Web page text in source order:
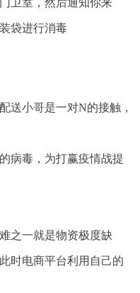
卫室，然后通知你来
袋进行消毒
送小哥是一对N的接触，
病毒，为打赢疫情战提
之一就是物资极度缺
时电商平台利用自己的